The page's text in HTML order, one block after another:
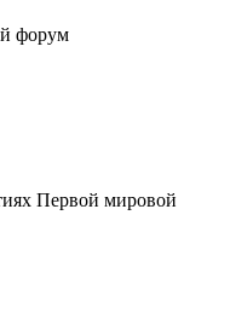
форум
Первой мировой